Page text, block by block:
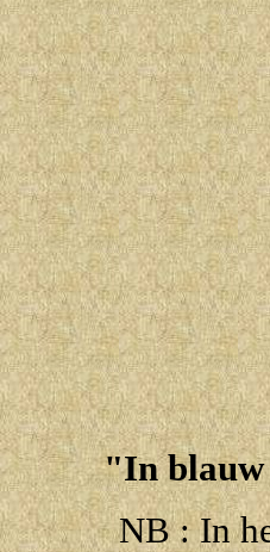
"In blauw
NB : In